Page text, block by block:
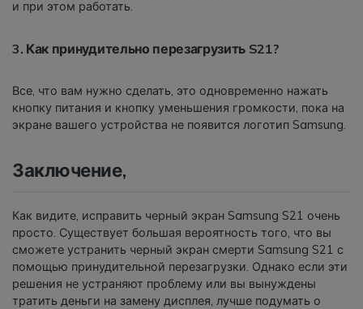
и при этом работать.
3. Как принудительно перезагрузить S21?
Все, что вам нужно сделать, это одновременно нажать
кнопку питания и кнопку уменьшения громкости, пока на
экране вашего устройства не появится логотип Samsung.
Заключение,
Как видите, исправить черный экран Samsung S21 очень
просто. Существует большая вероятность того, что вы
сможете устранить черный экран смерти Samsung S21 с
помощью принудительной перезагрузки. Однако если эти
решения не устраняют проблему или вы вынуждены
тратить деньги на замену дисплея, лучше подумать о